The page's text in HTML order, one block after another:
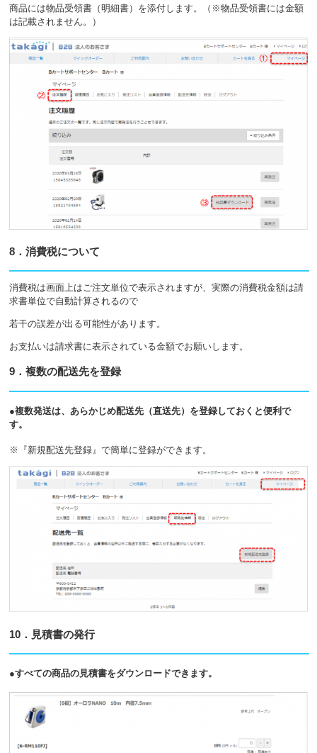
商品には物品受領書（明細書）を添付します。（※物品受領書には金額
は記載されません。）
8．消費税について
消費税は画面上はご注文単位で表示されますが、実際の消費税金額は請
求書単位で自動計算されるので
若干の誤差が出る可能性があります。
お支払いは請求書に表示されている金額でお願いします。
9．複数の配送先を登録
●複数発送は、あらかじめ配送先（直送先）を登録しておくと便利で
す。
※『新規配送先登録』で簡単に登録ができます。
10．見積書の発行
●すべての商品の見積書をダウンロードできます。